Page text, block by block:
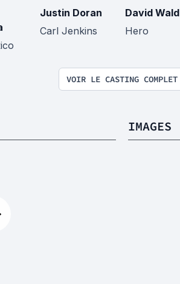
Justin Doran
Carl Jenkins
David Wald
Hero
VOIR LE CASTING COMPLET
IMAGES